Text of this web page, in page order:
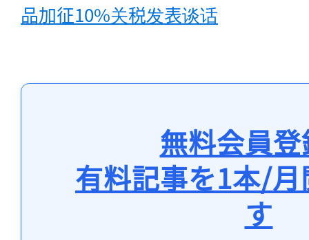
品加征10%关税发表谈话
無料会員
有料記事を1本/
す